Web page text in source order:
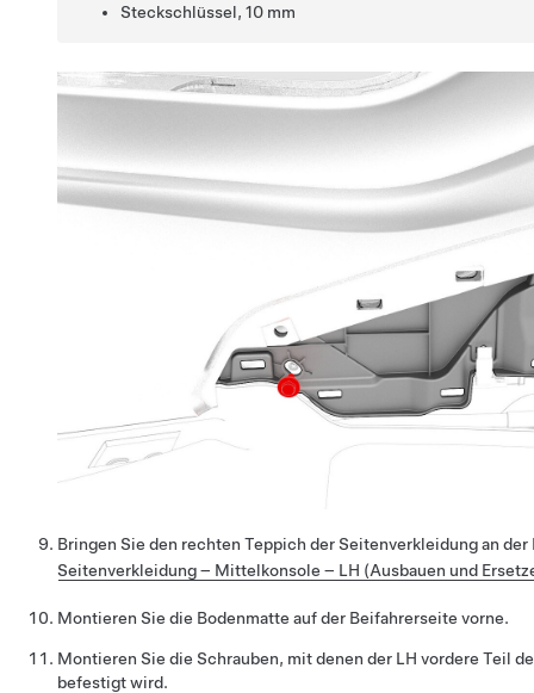
Steckschlüssel, 10 mm
Bringen Sie den rechten Teppich der Seitenverkleidung an
Seitenverkleidung – Mittelkonsole – LH (Ausbauen und
Montieren Sie die Bodenmatte auf der Beifahrerseite vorne.
Montieren Sie die Schrauben, mit denen der LH vordere Teil
befestigt wird.